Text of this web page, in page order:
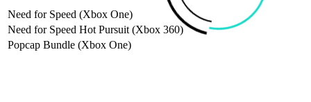
Need for Speed (Xbox One)
Need for Speed Hot Pursuit (Xbox 360)
Popcap Bundle (Xbox One)